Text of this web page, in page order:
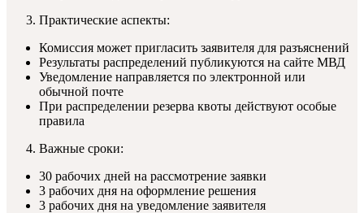
Практические аспекты:
Комиссия может пригласить заявителя для разъяснений
Результаты распределений публикуются на сайте МВД
Уведомление направляется по электронной или
обычной почте
При распределении резерва квоты действуют особые
правила
Важные сроки:
30 рабочих дней на рассмотрение заявки
3 рабочих дня на оформление решения
3 рабочих дня на уведомление заявителя